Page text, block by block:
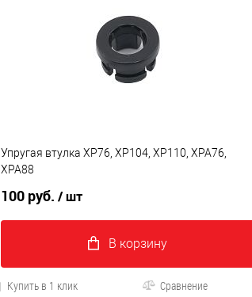
Упругая втулка XP76, XP104, XP110, XPA76,
XPA88
100 руб. / шт
В корзину
Купить в 1 клик Сравнение